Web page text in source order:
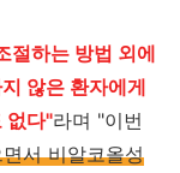
절하는 방법 외에
않은 환자에게
없다"라며 "이번
서 비알코올성